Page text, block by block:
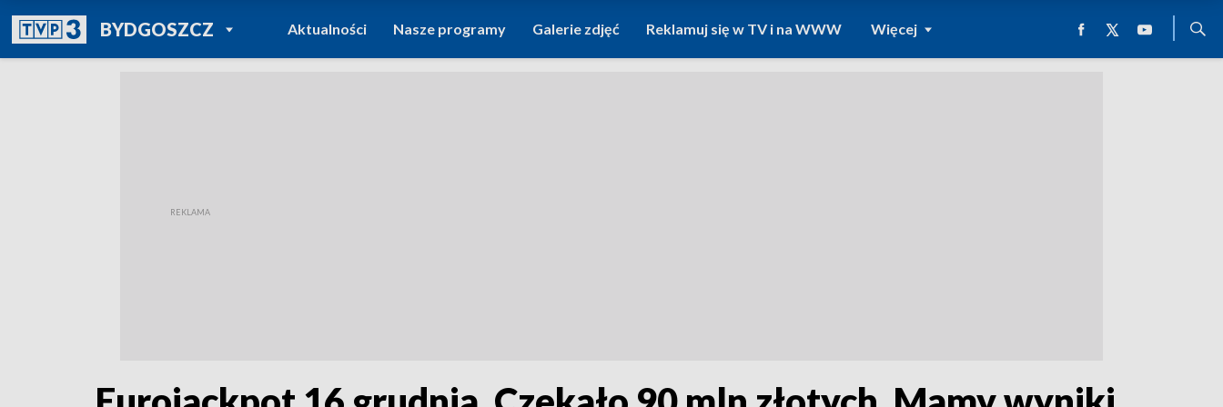
BYDGOSZCZPOWRÓT DO
TVP REGIONY
Aktualności Nasze programy Galerie zdjęć Reklamuj się w TV i na WWW Więcej